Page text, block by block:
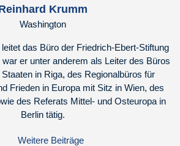
Krumm
Washington
das Büro der Friedrich-Ebert-Stiftung
er unter anderem als Leiter des Büros
in Riga, des Regionalbüros für
Frieden in Europa mit Sitz in Wien, des
des Referats Mittel- und Osteuropa in
Berlin tätig.
Weitere Beiträge